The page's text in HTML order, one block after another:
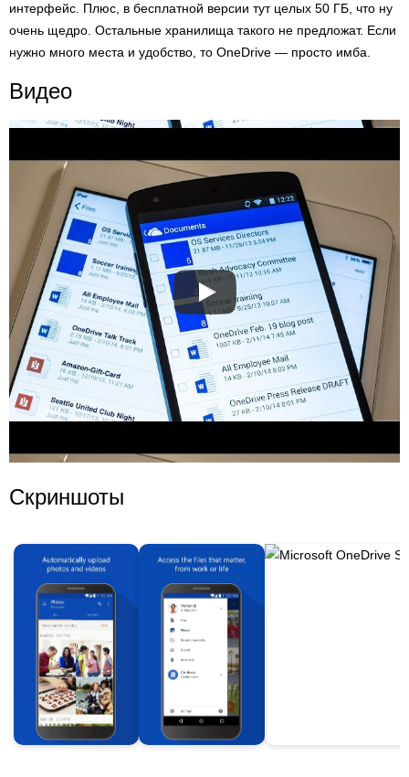
интерфейс. Плюс, в бесплатной версии тут целых 50 ГБ, что ну
очень щедро. Остальные хранилища такого не предложат. Если
нужно много места и удобство, то OneDrive — просто имба.
Видео
Скриншоты